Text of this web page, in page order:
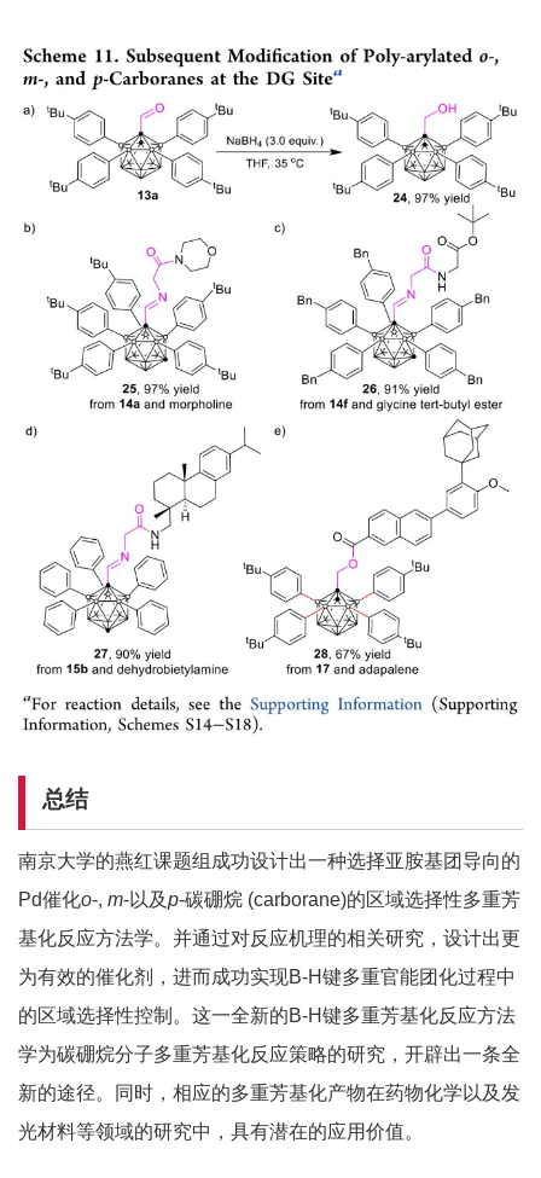
总结
南京大学的燕红课题组成功设计出一种选择亚胺基团导向的
Pd催化o-, m-以及p-碳硼烷 (carborane)的区域选择性多重芳
基化反应方法学。并通过对反应机理的相关研究，设计出更
为有效的催化剂，进而成功实现B-H键多重官能团化过程中
的区域选择性控制。这一全新的B-H键多重芳基化反应方法
学为碳硼烷分子多重芳基化反应策略的研究，开辟出一条全
新的途径。同时，相应的多重芳基化产物在药物化学以及发
光材料等领域的研究中，具有潜在的应用价值。